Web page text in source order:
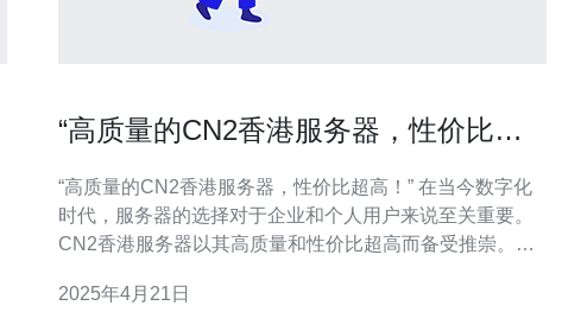
“高质量的CN2香港服务器，性价比超
“高质量的CN2香港服务器，性价比超高！” 在当今数字化
时代，服务器的选择对于企业和个人用户来说至关重要。
CN2香港服务器以其高质量和性价比超高而备受推崇。首
程序始终在线，不会出现长时间的停机情况。其次，CN2
2025年4月21日